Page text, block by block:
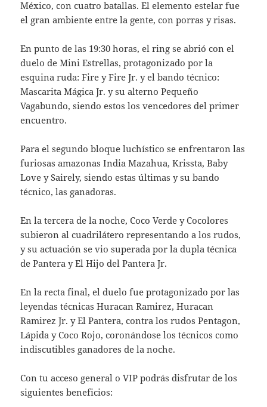
México, con cuatro batallas. El elemento estelar fue
el gran ambiente entre la gente, con porras y risas.
En punto de las 19:30 horas, el ring se abrió con el
duelo de Mini Estrellas, protagonizado por la
esquina ruda: Fire y Fire Jr. y el bando técnico:
Mascarita Mágica Jr. y su alterno Pequeño
Vagabundo, siendo estos los vencedores del primer
encuentro.
Para el segundo bloque luchístico se enfrentaron las
furiosas amazonas India Mazahua, Krissta, Baby
Love y Sairely, siendo estas últimas y su bando
técnico, las ganadoras.
En la tercera de la noche, Coco Verde y Cocolores
subieron al cuadrilátero representando a los rudos,
y su actuación se vio superada por la dupla técnica
de Pantera y El Hijo del Pantera Jr.
En la recta final, el duelo fue protagonizado por las
leyendas técnicas Huracan Ramirez, Huracan
Ramirez Jr. y El Pantera, contra los rudos Pentagon,
Lápida y Coco Rojo, coronándose los técnicos como
indiscutibles ganadores de la noche.
Con tu acceso general o VIP podrás disfrutar de los
siguientes beneficios: